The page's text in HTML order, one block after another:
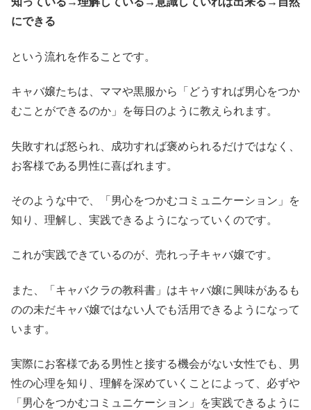
にできる
という流れを作ることです。
キャバ嬢たちは、ママや黒服から「どうすれば男心をつか
むことができるのか」を毎日のように教えられます。
失敗すれば怒られ、成功すれば褒められるだけではなく、
お客様である男性に喜ばれます。
そのような中で、「男心をつかむコミュニケーション」を
知り、理解し、実践できるようになっていくのです。
これが実践できているのが、売れっ子キャバ嬢です。
また、「キャバクラの教科書」はキャバ嬢に興味があるも
のの未だキャバ嬢ではない人でも活用できるようになって
います。
実際にお客様である男性と接する機会がない女性でも、男
性の心理を知り、理解を深めていくことによって、必ずや
「男心をつかむコミュニケーション」を実践できるように